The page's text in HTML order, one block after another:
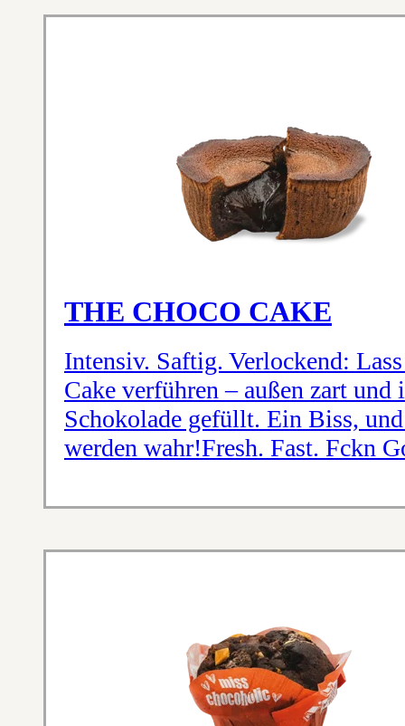
THE CHOCO CAKE
Intensiv. Saftig. Verlockend:
Cake verführen – außen zart
Schokolade gefüllt. Ein Biss,
werden wahr!Fresh. Fast. Fckn